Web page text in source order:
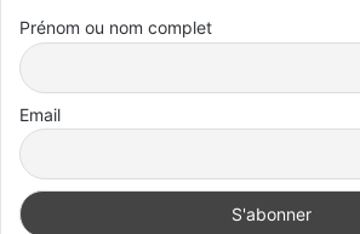
Prénom ou nom complet
Email